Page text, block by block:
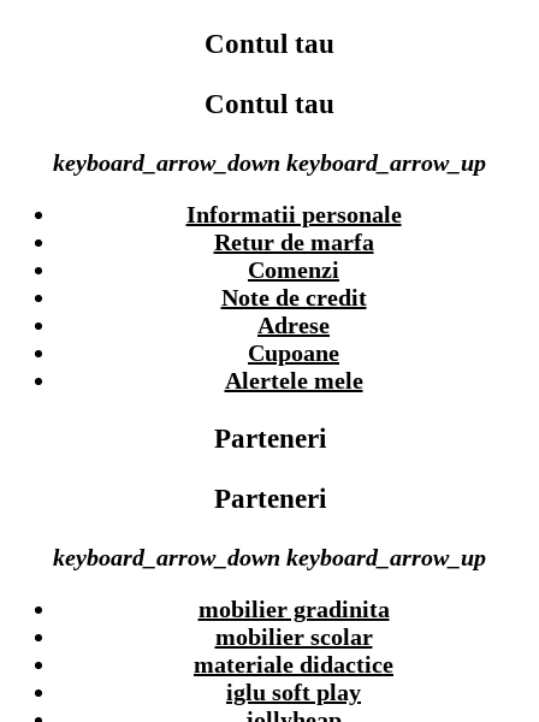
Contul tau
Contul tau
keyboard_arrow_down keyboard_arrow_up
Informatii personale
Retur de marfa
Comenzi
Note de credit
Adrese
Cupoane
Alertele mele
Parteneri
Parteneri
keyboard_arrow_down keyboard_arrow_up
mobilier gradinita
mobilier scolar
materiale didactice
iglu soft play